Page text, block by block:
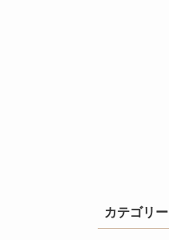
カテゴリー